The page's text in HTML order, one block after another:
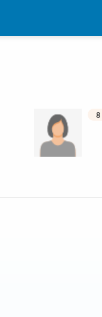
8